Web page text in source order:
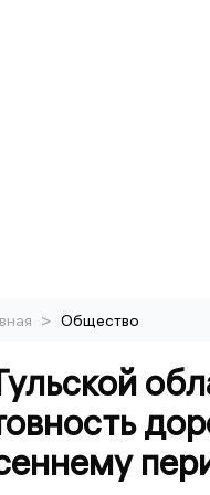
> Общество